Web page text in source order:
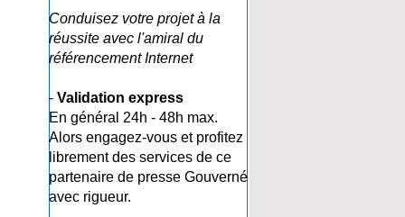
Conduisez votre projet à la
réussite avec l'amiral du
référencement Internet
- Validation express
En général 24h - 48h max.
Alors engagez-vous et profitez
librement des services de ce
partenaire de presse Gouverné
avec rigueur.